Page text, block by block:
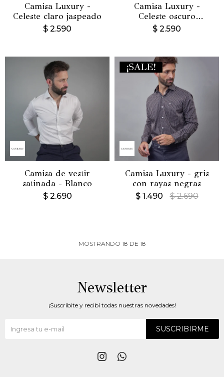
Camisa Luxury -
Celeste claro jaspeado
$ 2.590
Camisa Luxury -
Celeste oscuro
jaspeado
$ 2.590
Camisa de vestir
satinada - Blanco
$ 2.690
Camisa Luxury - gris
con rayas negras
$ 1.490 $ 2.690
MOSTRANDO 18 DE 18
Newsletter
¡Suscribite y recibí todas nuestras novedades!
SUSCRIBIRME
 